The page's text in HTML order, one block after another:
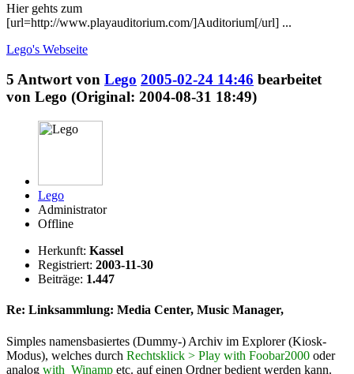
Hier gehts zum
[url=http://www.playauditorium.com/]Auditorium[/url] ...
Lego's Webseite
5 Antwort von Lego 2005-02-24 14:46 bearbeitet
von Lego (Original: 2004-08-31 18:49)
Lego
Administrator
Offline
Herkunft: Kassel
Registriert: 2003-11-30
Beiträge: 1.447
Re: Linksammlung: Media Center, Music Manager,
Simples namensbasiertes (Dummy-) Archiv im Explorer (Kiosk-
Modus), welches durch Rechtsklick > Play with Foobar2000 oder
analog with Winamp etc. auf einen Ordner bedient werden kann.